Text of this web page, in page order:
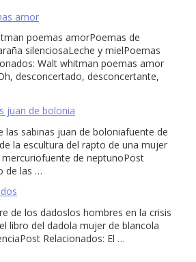
amor
poemas amorPoemas de
silenciosaLeche y mielPoemas
Walt whitman poemas amor
desconcertado, desconcertante,
juan de bolonia
las sabinas juan de boloniafuente de
la escultura del rapto de una mujer
de neptunoPost
de las …
de los dadoslos hombres en la crisis
libro del dadola mujer de blancola
Relacionados: El …